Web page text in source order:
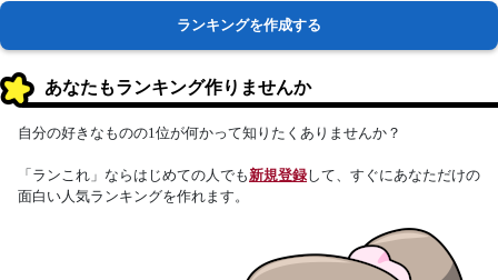
ランキングを作成する
あなたもランキング作りませんか
自分の好きなものの1位が何かって知りたくありませんか？
「ランこれ」ならはじめての人でも新規登録して、すぐにあなただけの
面白い人気ランキングを作れます。